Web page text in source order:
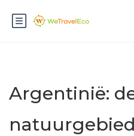
Argentinië: